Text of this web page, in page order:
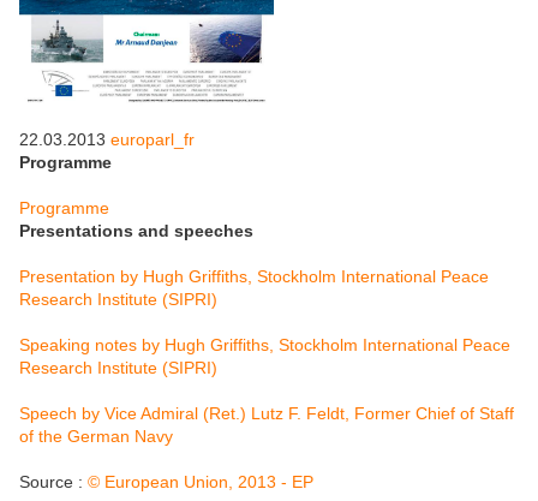
22.03.2013 europarl_fr
Programme
Programme
Presentations and speeches
Presentation by Hugh Griffiths, Stockholm International Peace
Research Institute (SIPRI)
Speaking notes by Hugh Griffiths, Stockholm International Peace
Research Institute (SIPRI)
Speech by Vice Admiral (Ret.) Lutz F. Feldt, Former Chief of Staff
of the German Navy
Source : © European Union, 2013 - EP